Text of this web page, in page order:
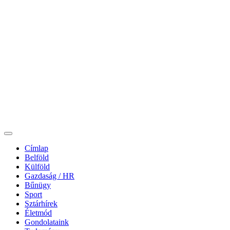
Címlap
Belföld
Külföld
Gazdaság / HR
Bűnügy
Sport
Sztárhírek
Életmód
Gondolataink